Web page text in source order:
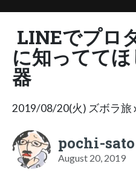
LINEでプロ
に知ってて
器
2019/08/20(火) ズボラ旅
pochi-sato
August 20, 2019